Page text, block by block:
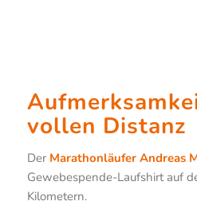
vollen Distanz
Der Marathonläufer Andreas
Gewebespende-Laufshirt auf
Kilometern.